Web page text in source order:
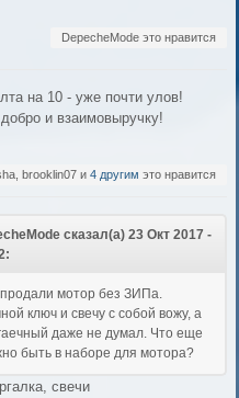
DepecheMode это нравится
на 10 - уже почти улов!
и взаимовыручку!
brooklin07 и 4 другим это нравится
сказал(а) 23 Окт 2017 -
мотор без ЗИПа.
ключ и свечу с собой вожу, а
даже не думал. Что еще
быть в наборе для мотора?
свечи